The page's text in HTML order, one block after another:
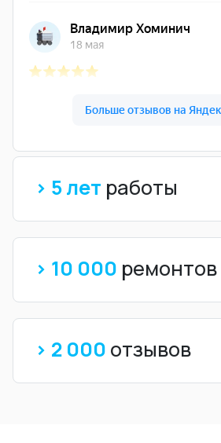
> 5 лет работы
> 10 000 ремонтов
> 2 000 отзывов